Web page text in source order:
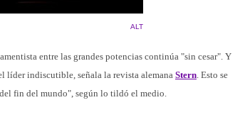
ALT
entre las grandes potencias continúa "sin cesar". Y
líder indiscutible, señala la revista alemanaStern. Esto se
fin del mundo", según lo tildó el medio.